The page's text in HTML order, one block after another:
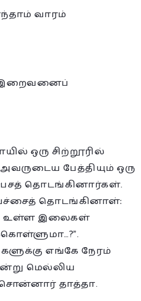
வாரம்
இறைவனைப்
ஒரு சிற்றூரில்
பேத்தியும் ஒரு
தொடங்கினார்கள்.
தொடங்கினாள்:
உள்ள இலைகள்
எங்கே நேரம்
மெல்லிய
தாத்தா.